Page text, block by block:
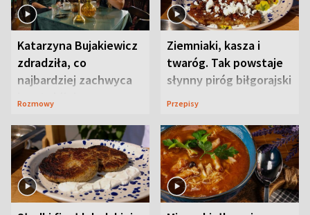
Katarzyna Bujakiewicz
zdradziła, co
najbardziej zachwyca
ją w Lublinie
Rozmowy
Ziemniaki, kasza i
twaróg. Tak powstaje
słynny piróg biłgorajski
Przepisy